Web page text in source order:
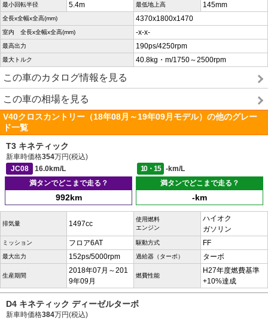
最小回転半径 5.4m 最低地上高 145mm
全長x全幅x全高(mm) 4370x1800x1470
室内 全長x全幅x全高(mm) -x-x-
最高出力 190ps/4250rpm
最大トルク 40.8kg・m/1750～2500rpm
この車のカタログ情報を見る
この車の相場を見る
V40クロスカントリー（18年08月～19年09月モデル）の他のグレー
ド一覧
T3 キネティック
新車時価格354万円(税込)
JC08
16.0km/L 10・15
-km/L
満タンでどこまで走る？
992km
満タンでどこまで走る？
-km
排気量 1497cc
使用燃料
エンジン
ハイオク
ガソリン
ミッション フロア6AT 駆動方式 FF
最大出力 152ps/5000rpm 過給器（ターボ） ターボ
生産期間
2018年07月～201
9年09月
燃費性能
H27年度燃費基準
+10%達成
D4 キネティック ディーゼルターボ
新車時価格384万円(税込)